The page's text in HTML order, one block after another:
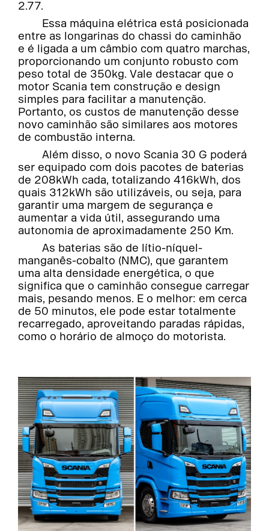
2.77.
Essa máquina elétrica está posicionada
entre as longarinas do chassi do caminhão
e é ligada a um câmbio com quatro marchas,
proporcionando um conjunto robusto com
peso total de 350kg. Vale destacar que o
motor Scania tem construção e design
simples para facilitar a manutenção.
Portanto, os custos de manutenção desse
novo caminhão são similares aos motores
de combustão interna.
Além disso, o novo Scania 30 G poderá
ser equipado com dois pacotes de baterias
de 208kWh cada, totalizando 416kWh, dos
quais 312kWh são utilizáveis, ou seja, para
garantir uma margem de segurança e
aumentar a vida útil, assegurando uma
autonomia de aproximadamente 250 Km.
As baterias são de lítio-níquel-
manganês-cobalto (NMC), que garantem
uma alta densidade energética, o que
significa que o caminhão consegue carregar
mais, pesando menos. E o melhor: em cerca
de 50 minutos, ele pode estar totalmente
recarregado, aproveitando paradas rápidas,
como o horário de almoço do motorista.